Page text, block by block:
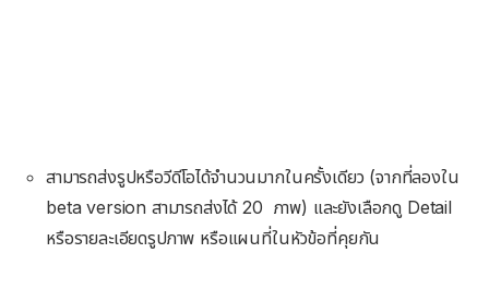
สามารถส่งรูปหรือวีดีโอได้จำนวนมากในครั้งเดียว (จากที่ลองใน
beta version สามารถส่งได้ 20 ภาพ) และยังเลือกดู Detail
หรือรายละเอียดรูปภาพ หรือแผนที่ในหัวข้อที่คุยกัน